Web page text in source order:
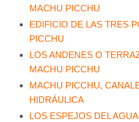
MACHU PICCHU
EDIFICIO DE LAS TRES
PICCHU
LOS ANDENES O
MACHU PICCHU
MACHU PICCHU,
HIDRÁULICA
LOS ESPEJOS DEL